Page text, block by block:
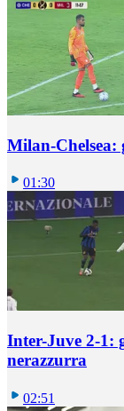
Milan-
01:30
Inter-Juve 2-1:
nerazzurra
02:51